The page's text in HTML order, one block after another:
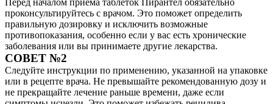
Перед началом приема таблеток Пирантел обязательно
проконсультируйтесь с врачом. Это поможет определить
правильную дозировку и исключить возможные
противопоказания, особенно если у вас есть хронические
заболевания или вы принимаете другие лекарства.
СОВЕТ №2
Следуйте инструкции по применению, указанной на упаковке
или в рецепте врача. Не превышайте рекомендованную дозу и
не прекращайте лечение раньше времени, даже если